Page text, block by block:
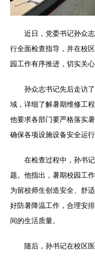
近日，党委书记孙众
行全面检查指导，并在校
园工作有序推进，切实关心
孙众志书记先后走访
域，详细了解暑期维修工
他要求各部门要严格落实
确保各项设施设备安全运
在检查过程中，孙书
题。他指出，暑期校园工
为留校师生创造安全、舒
好防暑降温工作，合理安
间的生活质量。
随后，孙书记在校区